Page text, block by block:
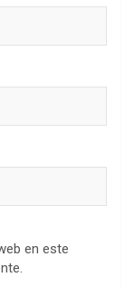
en este